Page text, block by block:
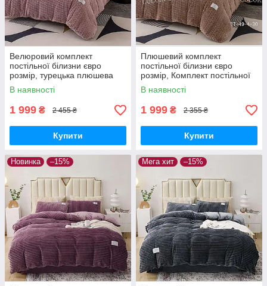
Велюровий комплект
постільної білизни євро
розмір, турецька плюшева
постільна білизна однотонна
В наявності
1 999 ₴ 2 455 ₴
Купити
Плюшевий комплект
постільної білизни євро
розмір, Комплект постільної
білизни з Велюр ТМ Colorful
Home
В наявності
1 999 ₴ 2 355 ₴
Купити
Новинка –15% Мега хит –15%